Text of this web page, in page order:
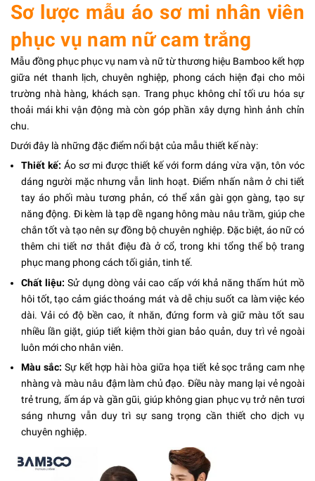
Sơ lược mẫu áo sơ mi nhân viên
phục vụ nam nữ cam trắng
Mẫu đồng phục phục vụ nam và nữ từ thương hiệu Bamboo kết hợp
giữa nét thanh lịch, chuyên nghiệp, phong cách hiện đại cho môi
trường nhà hàng, khách sạn. Trang phục không chỉ tối ưu hóa sự
thoải mái khi vận động mà còn góp phần xây dựng hình ảnh chỉn
chu.
Dưới đây là những đặc điểm nổi bật của mẫu thiết kế này:
Thiết kế: Áo sơ mi được thiết kế với form dáng vừa vặn, tôn vóc
dáng người mặc nhưng vẫn linh hoạt. Điểm nhấn nằm ở chi tiết
tay áo phối màu tương phản, có thể xắn gài gọn gàng, tạo sự
năng động. Đi kèm là tạp dề ngang hông màu nâu trầm, giúp che
chắn tốt và tạo nên sự đồng bộ chuyên nghiệp. Đặc biệt, áo nữ có
thêm chi tiết nơ thắt điệu đà ở cổ, trong khi tổng thể bộ trang
phục mang phong cách tối giản, tinh tế.
Chất liệu: Sử dụng dòng vải cao cấp với khả năng thấm hút mồ
hôi tốt, tạo cảm giác thoáng mát và dễ chịu suốt ca làm việc kéo
dài. Vải có độ bền cao, ít nhăn, đứng form và giữ màu tốt sau
nhiều lần giặt, giúp tiết kiệm thời gian bảo quản, duy trì vẻ ngoài
luôn mới cho nhân viên.
Màu sắc: Sự kết hợp hài hòa giữa họa tiết kẻ sọc trắng cam nhẹ
nhàng và màu nâu đậm làm chủ đạo. Điều này mang lại vẻ ngoài
trẻ trung, ấm áp và gần gũi, giúp không gian phục vụ trở nên tươi
sáng nhưng vẫn duy trì sự sang trọng cần thiết cho dịch vụ
chuyên nghiệp.